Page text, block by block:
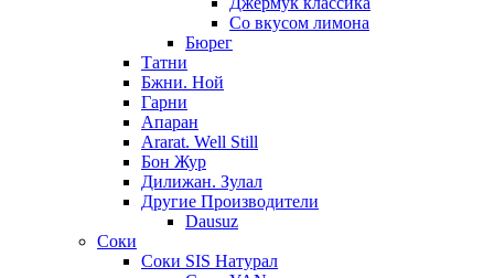
Со вкусом лимона
Бюрег
Татни
Бжни. Ной
Гарни
Апаран
Ararat. Well Still
Бон Жур
Дилижан. Зулал
Другие Производители
Dausuz
Соки
Соки SIS Натурал